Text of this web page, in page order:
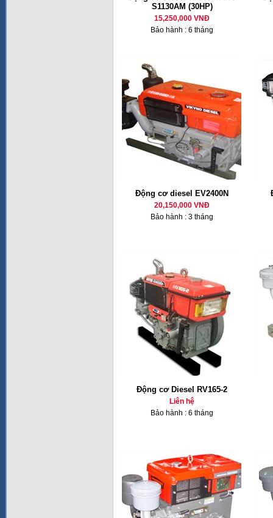
S1130AM (30HP)
15,250,000 VNĐ
Bảo hành : 6 tháng
Động cơ diesel EV2400N
20,150,000 VNĐ
Bảo hành : 3 tháng
Động cơ Diesel RV165-2
Liên hệ
Bảo hành : 6 tháng